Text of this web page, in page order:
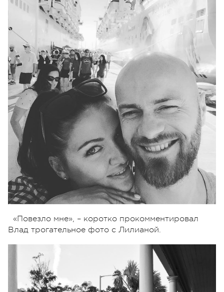
«Повезло мне», – коротко прокомментировал
Влад трогательное фото с Лилианой.